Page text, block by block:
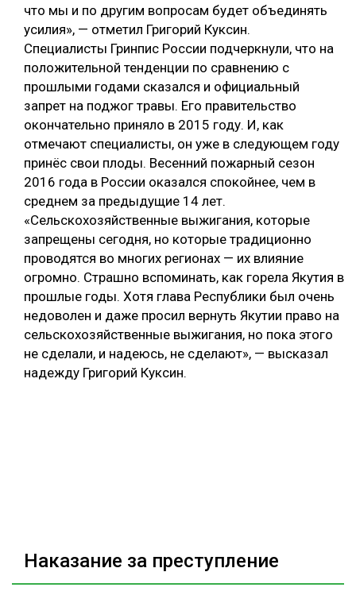
что мы и по другим вопросам будет объединять
усилия», — отметил Григорий Куксин.
Специалисты Гринпис России подчеркнули, что на
положительной тенденции по сравнению с
прошлыми годами сказался и официальный
запрет на поджог травы. Его правительство
окончательно приняло в 2015 году. И, как
отмечают специалисты, он уже в следующем году
принёс свои плоды. Весенний пожарный сезон
2016 года в России оказался спокойнее, чем в
среднем за предыдущие 14 лет.
«Сельскохозяйственные выжигания, которые
запрещены сегодня, но которые традиционно
проводятся во многих регионах — их влияние
огромно. Страшно вспоминать, как горела Якутия в
прошлые годы. Хотя глава Республики был очень
недоволен и даже просил вернуть Якутии право на
сельскохозяйственные выжигания, но пока этого
не сделали, и надеюсь, не сделают», — высказал
надежду Григорий Куксин.
Наказание за преступление